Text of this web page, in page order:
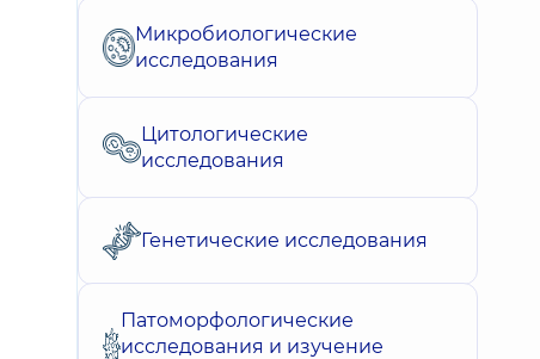
Микробиологические
исследования
Цитологические
исследования
Генетические исследования
Патоморфологические
исследования и изучение